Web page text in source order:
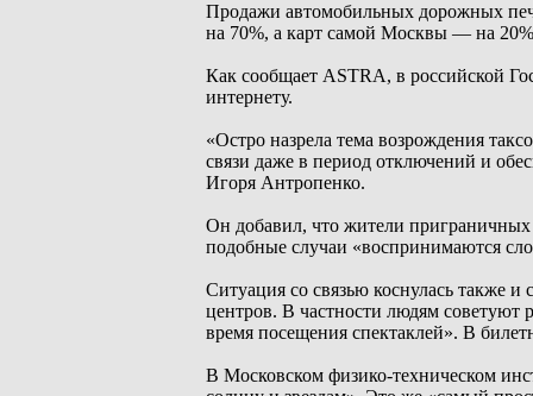
Продажи автомобильных дорожных
на 70%, а карт самой Москвы — на
Как сообщает ASTRA, в российской
интернету.
«Остро назрела тема возрождения
связи даже в период отключений и
Игоря Антропенко.
Он добавил, что жители
подобные случаи «воспринимаются
Ситуация со связью коснулась также
центров. В частности людям советуют
время посещения спектаклей». В
В Московском физико-техническом